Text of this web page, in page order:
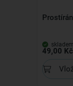
skladem
49,00 Kč